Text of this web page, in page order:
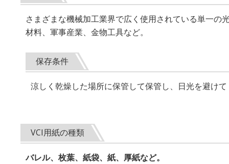
さまざまな機械加工業界で広く使用されている単一
材料、軍事産業、金物工具など。
保存条件
涼しく乾燥した場所に保管して保管し、日光を避け
VCI用紙の種類
バレル、枚葉、紙袋、紙、厚紙など。